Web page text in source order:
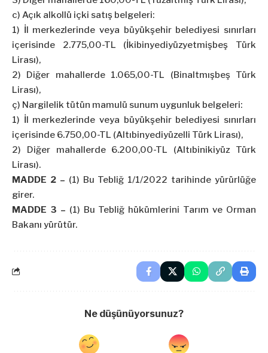
c) Açık alkollü içki satış belgeleri:
1) İl merkezlerinde veya büyükşehir belediyesi sınırları
içerisinde 2.775,00-TL (İkibinyediyüzyetmişbeş Türk
Lirası),
2) Diğer mahallerde 1.065,00-TL (Binaltmışbeş Türk
Lirası),
ç) Nargilelik tütün mamulü sunum uygunluk belgeleri:
1) İl merkezlerinde veya büyükşehir belediyesi sınırları
içerisinde 6.750,00-TL (Altıbinyediyüzelli Türk Lirası),
2) Diğer mahallerde 6.200,00-TL (Altıbinikiyüz Türk
Lirası).
MADDE 2 – (1) Bu Tebliğ 1/1/2022 tarihinde yürürlüğe
girer.
MADDE 3 – (1) Bu Tebliğ hükümlerini Tarım ve Orman
Bakanı yürütür.
Ne düşünüyorsunuz?